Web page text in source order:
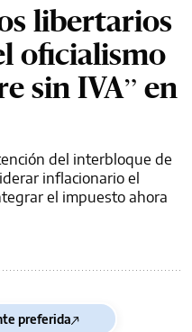
libertarios
oficialismo
sin IVA” en
del interbloque de
inflacionario el
el impuesto ahora
preferida